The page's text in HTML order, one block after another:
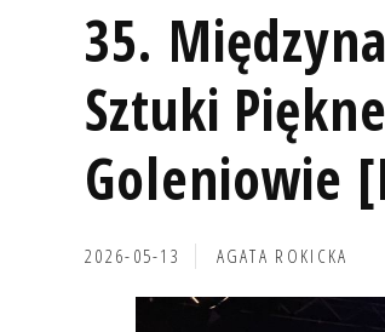
35.
Sztuki
Goleniowie
2026-05-13 AGATA ROKICKA